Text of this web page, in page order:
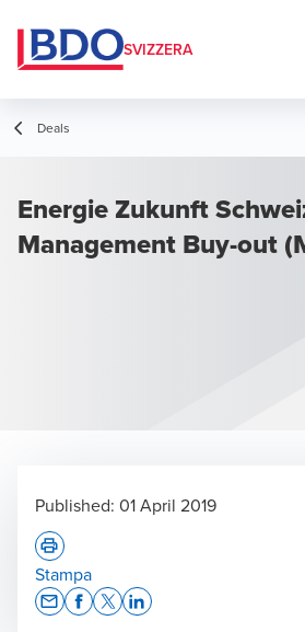
SVIZZERA
Deals
Energie Zukunft
Management Buy-out
Published: 01 April 2019
Stampa